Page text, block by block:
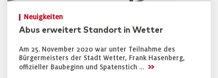
Neuigkeiten
Abus erweitert Standort in Wetter
Am 25. November 2020 war unter Teilnahme des
Bürgermeisters der Stadt Wetter, Frank Hasenberg,
offizieller Baubeginn und Spatenstich … >>